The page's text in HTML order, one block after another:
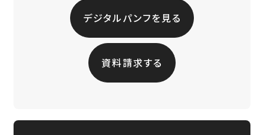
デジタルパンフを見る
資料請求する